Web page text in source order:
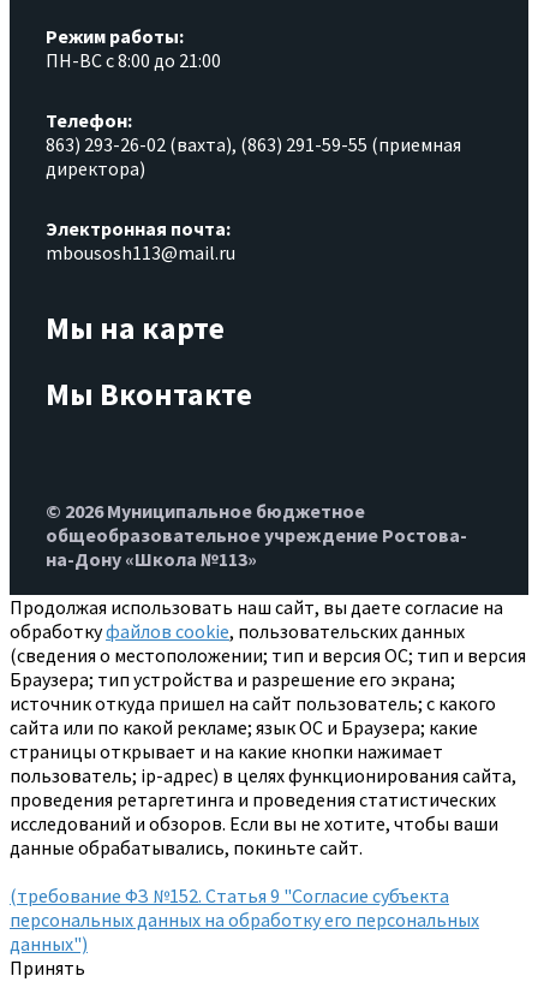
Режим работы:
ПН-ВС с 8:00 до 21:00
Телефон:
863) 293-26-02 (вахта), (863) 291-59-55 (приемная
директора)
Электронная почта:
mbousosh113@mail.ru
Мы на карте
Мы Вконтакте
© 2026 Муниципальное бюджетное
общеобразовательное учреждение Ростова-
на-Дону «Школа №113»
Продолжая использовать наш сайт, вы даете согласие на
обработкуфайлов cookie, пользовательских данных
(сведения о местоположении; тип и версия ОС; тип и версия
Браузера; тип устройства и разрешение его экрана;
источник откуда пришел на сайт пользователь; с какого
сайта или по какой рекламе; язык ОС и Браузера; какие
страницы открывает и на какие кнопки нажимает
пользователь; ip-адрес) в целях функционирования сайта,
проведения ретаргетинга и проведения статистических
исследований и обзоров. Если вы не хотите, чтобы ваши
данные обрабатывались, покиньте сайт.
(требование ФЗ №152. Статья 9 "Согласие субъекта
персональных данных на обработку его персональных
данных")
Принять